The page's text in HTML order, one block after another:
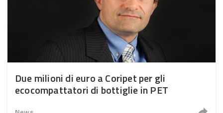
Due milioni di euro a Coripet per gli
ecocompattatori di bottiglie in PET